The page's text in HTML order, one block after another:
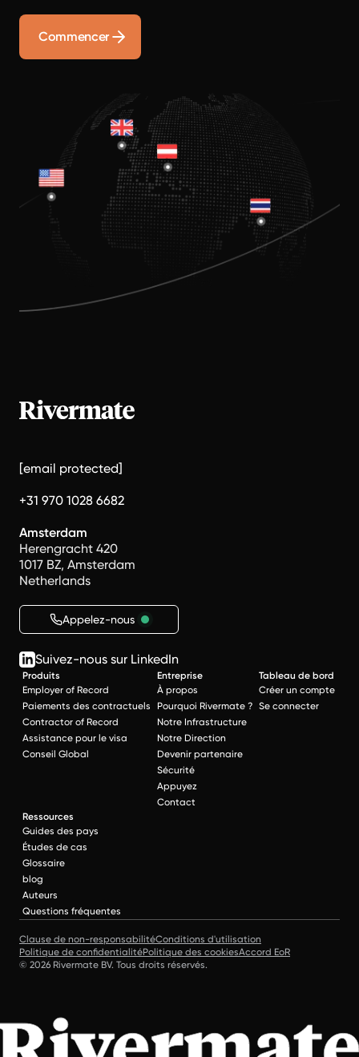
Commencer
[email protected]
+31 970 1028 6682
Amsterdam
Herengracht 420
1017 BZ, Amsterdam
Netherlands
Appelez-nous
Suivez-nous sur LinkedIn
Produits
Employer of Record
Paiements des contractuels
Contractor of Record
Assistance pour le visa
Conseil Global
Entreprise
À propos
Pourquoi Rivermate ?
Notre Infrastructure
Notre Direction
Devenir partenaire
Sécurité
Appuyez
Contact
Tableau de bord
Créer un compte
Se connecter
Ressources
Guides des pays
Études de cas
Glossaire
blog
Auteurs
Questions fréquentes
Clause de non-responsabilitéConditions d'utilisation
Politique de confidentialitéPolitique des cookiesAccord EoR
© 2026 Rivermate BV. Tous droits réservés.